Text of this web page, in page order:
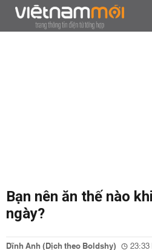
Bạn nên ăn thế nào
ngày?
Dĩnh Anh (Dịch theo Boldshy)